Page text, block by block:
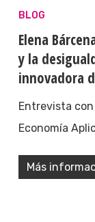
BLOG
Elena
y la
innovadora
Entrevista
Economía
Más